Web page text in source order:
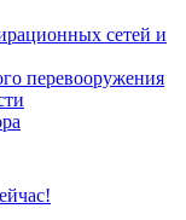
сетей и
перевооружения